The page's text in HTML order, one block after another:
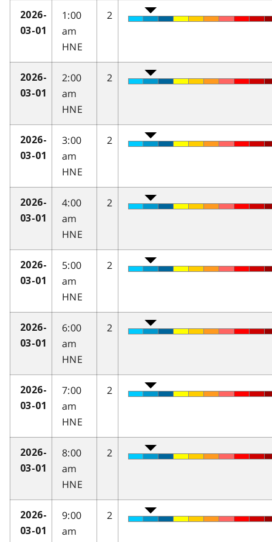
2026-
03-01
1:00
am
HNE
2
2026-
03-01
2:00
am
HNE
2
2026-
03-01
3:00
am
HNE
2
2026-
03-01
4:00
am
HNE
2
2026-
03-01
5:00
am
HNE
2
2026-
03-01
6:00
am
HNE
2
2026-
03-01
7:00
am
HNE
2
2026-
03-01
8:00
am
HNE
2
2026-
03-01
9:00
am
2